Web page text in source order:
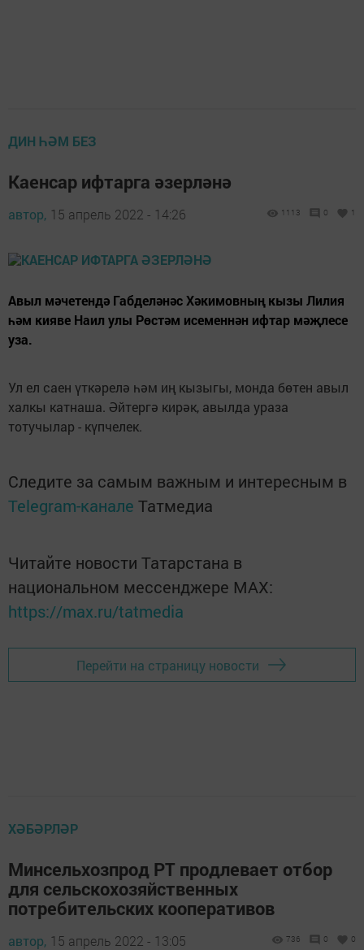
ДИН ҺӘМ БЕЗ
Каенсар ифтарга әзерләнә
автор, 15 апрель 2022 - 14:26 1113 0 1
Авыл мәчетендә Габделәнәс Хәкимовның кызы Лилия
һәм кияве Наил улы Рөстәм исеменнән ифтар мәҗлесе
уза.
Ул ел саен үткәрелә һәм иң кызыгы, монда бөтен авыл
халкы катнаша. Әйтергә кирәк, авылда ураза
тотучылар - күпчелек.
Следите за самым важным и интересным в
Telegram-канале Татмедиа
Читайте новости Татарстана в
национальном мессенджере MАХ:
https://max.ru/tatmedia
Перейти на страницу новости
ХӘБӘРЛӘР
Минсельхозпрод РТ продлевает отбор
для сельскохозяйственных
потребительских кооперативов
автор, 15 апрель 2022 - 13:05 736 0 0